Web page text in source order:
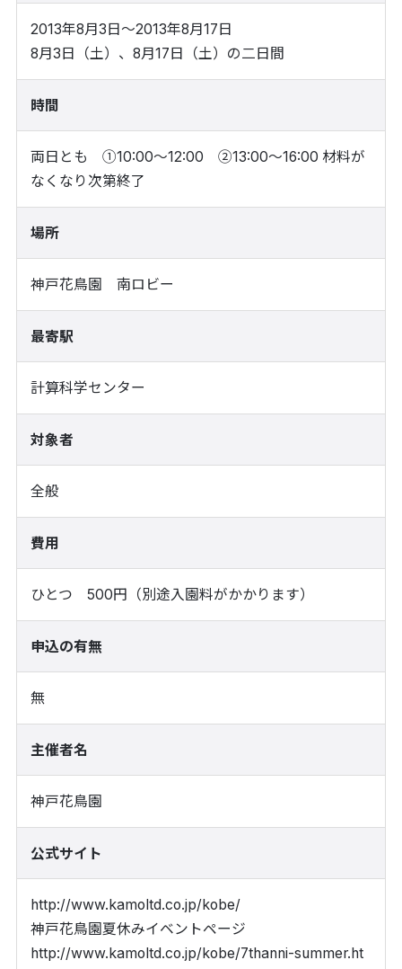
2013年8月3日～2013年8月17日
8月3日（土）、8月17日（土）の二日間
時間
両日とも ①10:00～12:00 ②13:00～16:00 材料が
なくなり次第終了
場所
神戸花鳥園 南ロビー
最寄駅
計算科学センター
対象者
全般
費用
ひとつ 500円（別途入園料がかかります）
申込の有無
無
主催者名
神戸花鳥園
公式サイト
http://www.kamoltd.co.jp/kobe/
神戸花鳥園夏休みイベントページ
http://www.kamoltd.co.jp/kobe/7thanni-summer.ht